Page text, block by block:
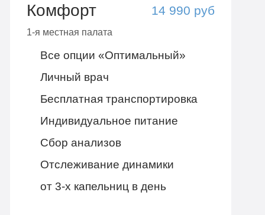
Комфорт 14 990 руб
1-я местная палата
Все опции «Оптимальный»
Личный врач
Бесплатная транспортировка
Индивидуальное питание
Сбор анализов
Отслеживание динамики
от 3-х капельниц в день